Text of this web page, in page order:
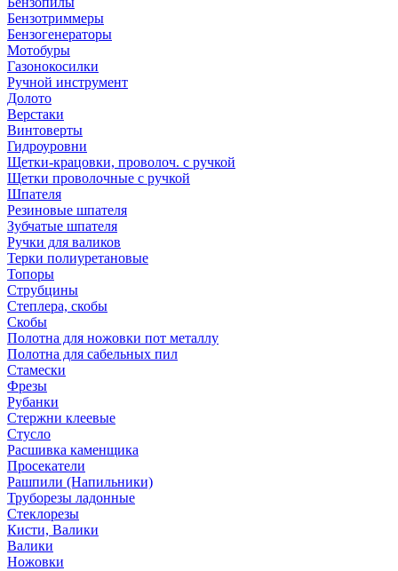
Бензотриммеры
Бензогенераторы
Мотобуры
Газонокосилки
Ручной инструмент
Долото
Верстаки
Винтоверты
Гидроуровни
Щетки-крацовки, проволоч. с ручкой
Щетки проволочные с ручкой
Шпателя
Резиновые шпателя
Зубчатые шпателя
Ручки для валиков
Терки полиуретановые
Топоры
Струбцины
Степлера, скобы
Скобы
Полотна для ножовки пот металлу
Полотна для сабельных пил
Стамески
Фрезы
Рубанки
Стержни клеевые
Стусло
Расшивка каменщика
Просекатели
Рашпили (Напильники)
Труборезы ладонные
Стеклорезы
Кисти, Валики
Валики
Ножовки